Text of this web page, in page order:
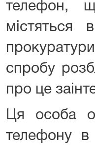
телефон,
спробу
про це
Ця особа
телефону в